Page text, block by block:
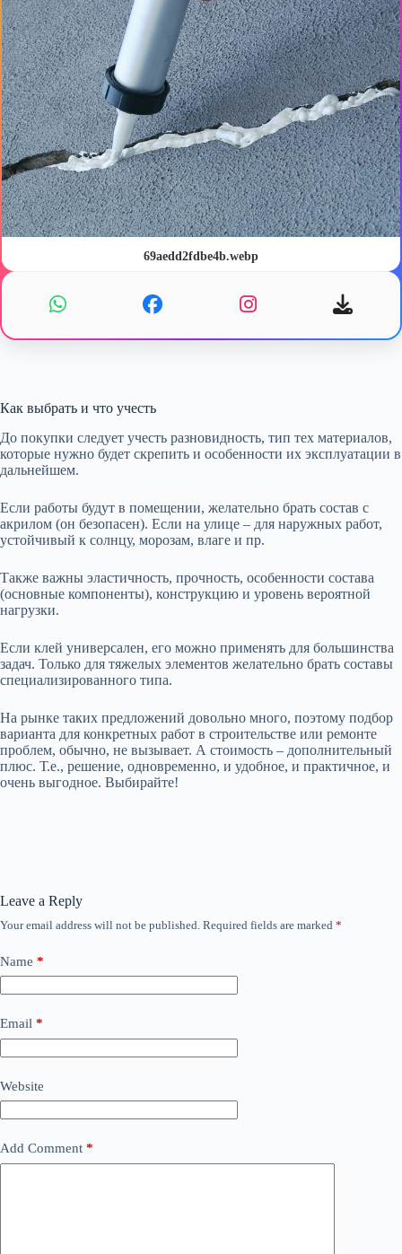
69aedd2fdbe4b.webp
Как выбрать и что учесть
До покупки следует учесть разновидность, тип тех материалов,
которые нужно будет скрепить и особенности их эксплуатации в
дальнейшем.
Если работы будут в помещении, желательно брать состав с
акрилом (он безопасен). Если на улице – для наружных работ,
устойчивый к солнцу, морозам, влаге и пр.
Также важны эластичность, прочность, особенности состава
(основные компоненты), конструкцию и уровень вероятной
нагрузки.
Если клей универсален, его можно применять для большинства
задач. Только для тяжелых элементов желательно брать составы
специализированного типа.
На рынке таких предложений довольно много, поэтому подбор
варианта для конкретных работ в строительстве или ремонте
проблем, обычно, не вызывает. А стоимость – дополнительный
плюс. Т.е., решение, одновременно, и удобное, и практичное, и
очень выгодное. Выбирайте!
Leave a Reply
Your email address will not be published. Required fields are marked *
Name *
Email *
Website
Add Comment *